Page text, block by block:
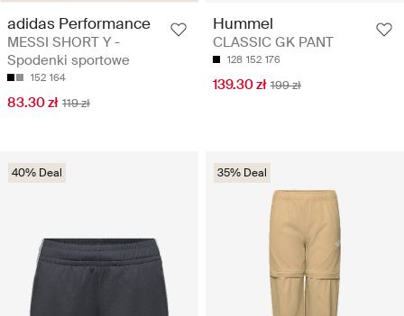
adidas Performance
MESSI SHORT Y -
Spodenki sportowe
152 164
83.30 zł 119 zł
Hummel
CLASSIC GK PANT
128 152 176
139.30 zł 199 zł
40% Deal 35% Deal